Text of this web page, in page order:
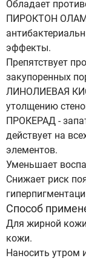
Обладает
ПИРОКТОН
эффекты.
Препятствует
закупоренных
ЛИНОЛИЕВАЯ
утолщению
ПРОКЕРАД -
действует на
элементов.
Уменьшает
Снижает риск
Способ
Для жирной
кожи.
Наносить утром